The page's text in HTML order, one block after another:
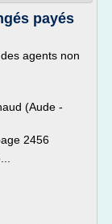
payés
agents non
(Aude -
2456